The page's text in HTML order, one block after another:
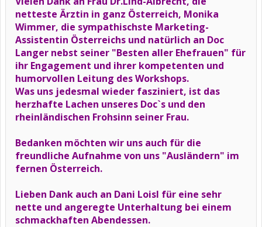
netteste Ärztin in ganz Österreich, Monika
Wimmer, die sympathischste Marketing-
Assistentin Österreichs und natürlich an Doc
Langer nebst seiner "Besten aller Ehefrauen" für
ihr Engagement und ihrer kompetenten und
humorvollen Leitung des Workshops.
Was uns jedesmal wieder fasziniert, ist das
herzhafte Lachen unseres Doc`s und den
rheinländischen Frohsinn seiner Frau.
Bedanken möchten wir uns auch für die
freundliche Aufnahme von uns "Ausländern" im
fernen Österreich.
Lieben Dank auch an Dani Loisl für eine sehr
nette und angeregte Unterhaltung bei einem
schmackhaften Abendessen.